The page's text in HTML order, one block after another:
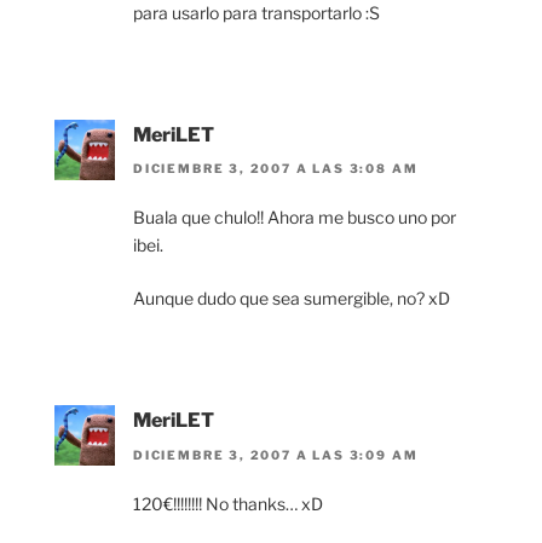
para usarlo para transportarlo :S
MeriLET
DICIEMBRE 3, 2007 A LAS 3:08 AM
Buala que chulo!! Ahora me busco uno por
ibei.
Aunque dudo que sea sumergible, no? xD
MeriLET
DICIEMBRE 3, 2007 A LAS 3:09 AM
120€!!!!!!!! No thanks… xD